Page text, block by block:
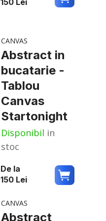
CANVAS
Abstract in
bucatarie -
Tablou
Canvas
Startonight
Disponibil in
stoc
De la
150 Lei
CANVAS
Abstract